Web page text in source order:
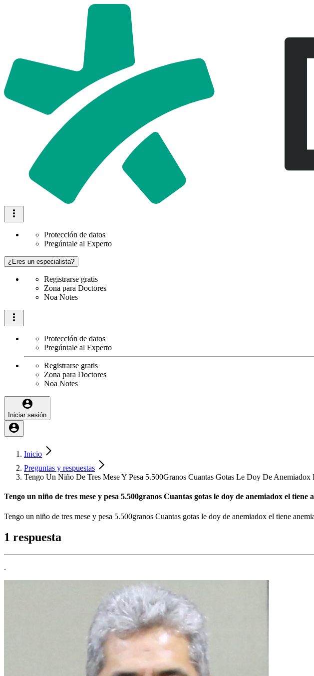
Protección de datos
Pregúntale al Experto
¿Eres un especialista?
Registrarse gratis
Zona para Doctores
Noa Notes
Protección de datos
Pregúntale al Experto
Registrarse gratis
Zona para Doctores
Noa Notes
Iniciar sesión
Inicio
Preguntas y respuestas
Tengo Un Niño De Tres Mese Y Pesa 5.500Granos Cuantas Gotas Le Doy De Anemiadox
Tengo un niño de tres mese y pesa 5.500granos Cuantas gotas le doy de anemiadox el tiene
Tengo un niño de tres mese y pesa 5.500granos Cuantas gotas le doy de anemiadox el tiene
1 respuesta
.